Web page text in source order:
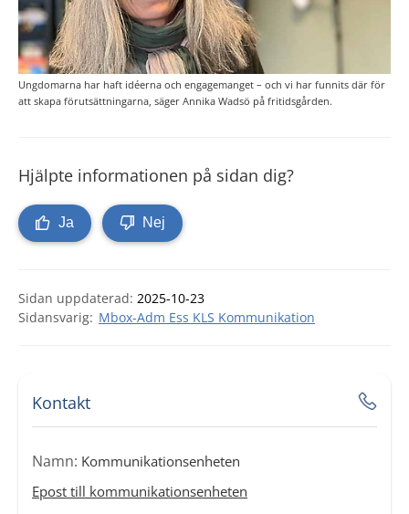
Ungdomarna har haft idéerna och engagemanget – och vi har funnits där för
att skapa förutsättningarna, säger Annika Wadsö på fritidsgården.
Hjälpte informationen på sidan dig?
Ja Nej
Sidan uppdaterad: 2025-10-23
Mbox-Adm Ess KLS Kommunikation
Kontakt
Namn: Kommunikationsenheten
Epost till kommunikationsenheten